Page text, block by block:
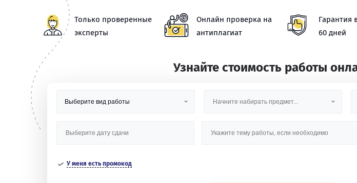
Только проверенные
эксперты
Онлайн проверка на
антиплагиат
Гарантия
60 дней
Узнайте стоимость работы
У меня есть промокод